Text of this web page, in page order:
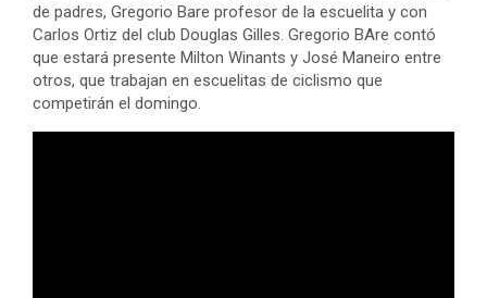
de padres, Gregorio Bare profesor de la escuelita y con
Carlos Ortiz del club Douglas Gilles. Gregorio BAre contó
que estará presente Milton Winants y José Maneiro entre
otros, que trabajan en escuelitas de ciclismo que
competirán el domingo.